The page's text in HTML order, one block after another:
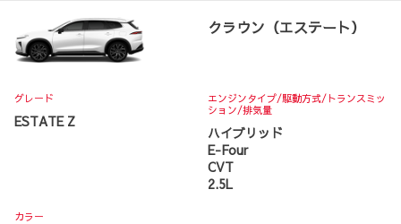
クラウン（エステート）
グレード
ESTATE Z
エンジンタイプ/駆動方式/ トランスミッ
ション/排気量
ハイブリッド
E-Four
CVT
2.5L
カラー